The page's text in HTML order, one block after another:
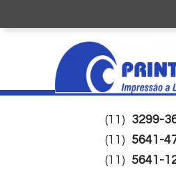
(11) 3299-
(11) 5641-
(11) 5641-